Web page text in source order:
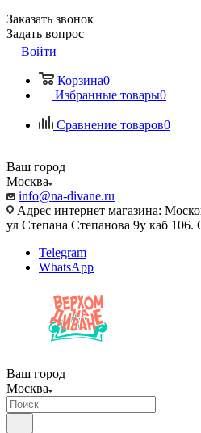
Заказать звонок
Задать вопрос
Войти
Корзина0
Избранные товары0
Сравнение товаров0
Ваш город
Москва
info@na-divane.ru
Адрес интернет магазина:
ул Степана Степанова 9у каб
Telegram
WhatsApp
Ваш город
Москва